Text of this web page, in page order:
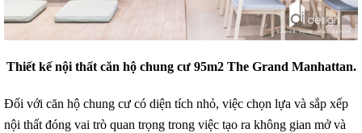
Thiết kế nội thất căn hộ chung cư 95m2 The Grand Manhattan.
Đối với căn hộ chung cư có diện tích nhỏ, việc chọn lựa và sắp xếp
nội thất đóng vai trò quan trọng trong việc tạo ra không gian mở và